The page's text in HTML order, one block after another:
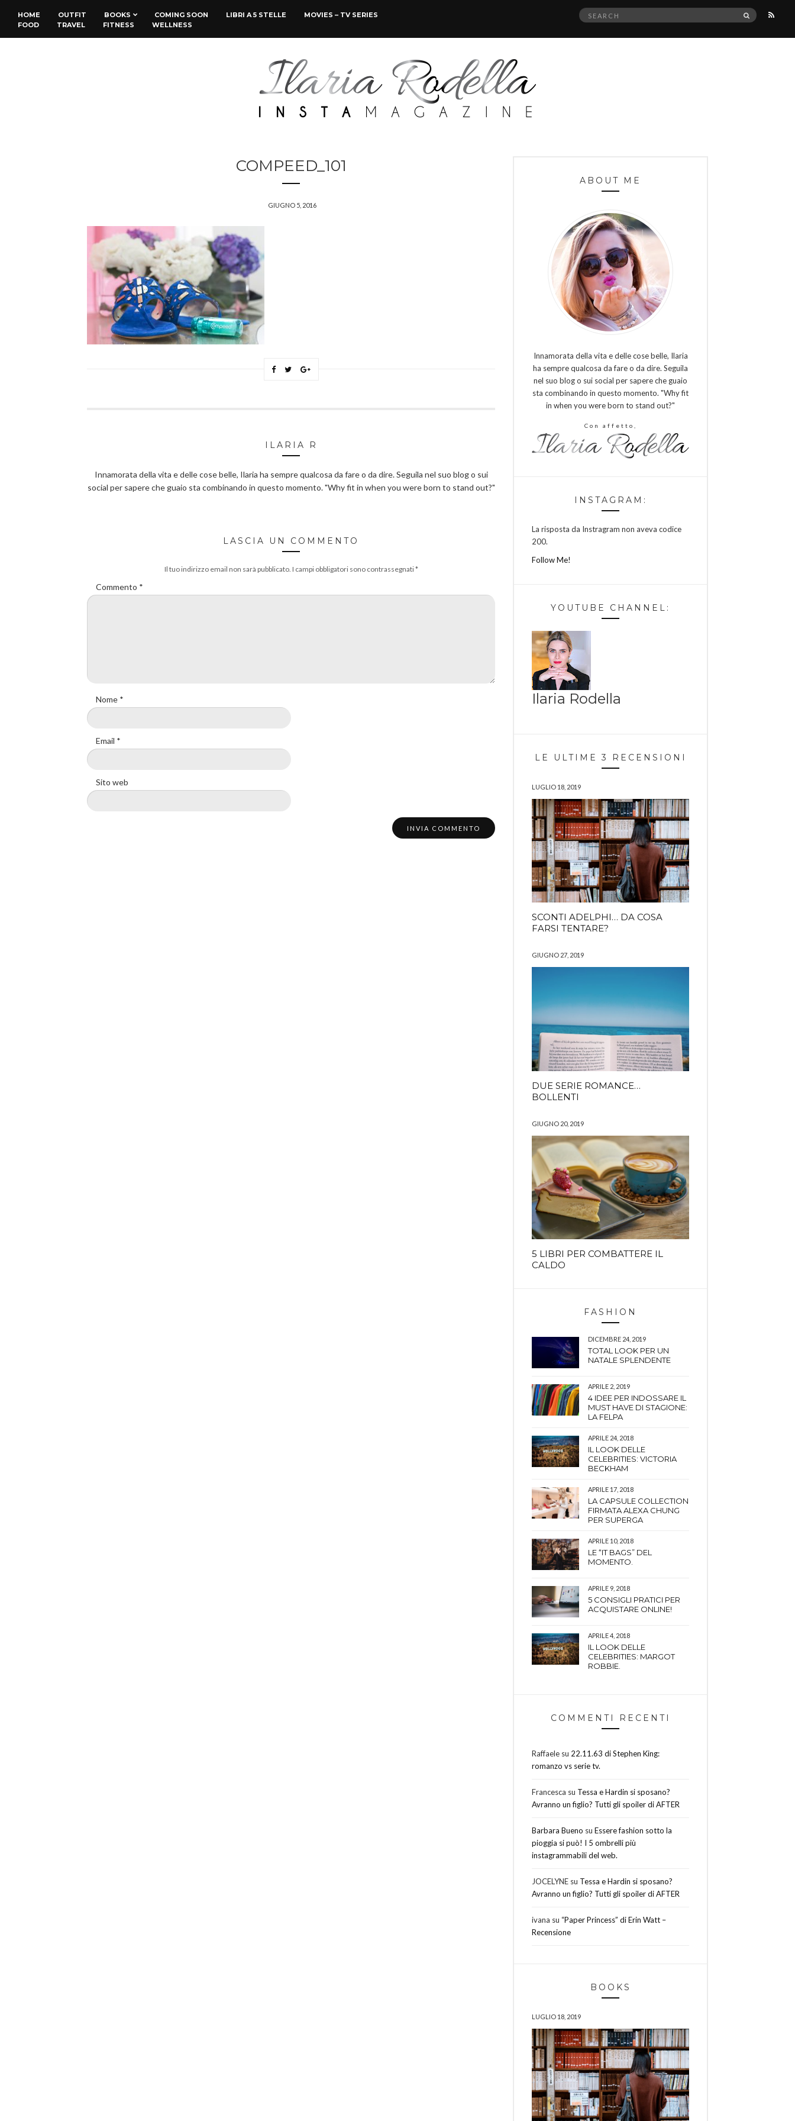
HOME OUTFIT BOOKS COMING SOON LIBRI A 5 STELLE
MOVIES – TV SERIES
FOOD
TRAVEL FITNESS WELLNESS
Search
SEARCH
COMPEED_101
GIUGNO 5, 2016
ILARIA R
Innamorata della vita e delle cose belle, Ilaria ha sempre qualcosa da fare o da dire. Seguila nel suo blog o sui
social per sapere che guaio sta combinando in questo momento. "Why fit in when you were born to stand out?"
LASCIA UN COMMENTO
Il tuo indirizzo email non sarà pubblicato. I campi obbligatori sono contrassegnati*
Commento *
Nome *
Email *
Sito web
ABOUT ME
Innamorata della vita e delle cose belle, Ilaria
ha sempre qualcosa da fare o da dire. Seguila
nel suo blog o sui social per sapere che guaio
sta combinando in questo momento. "Why fit
in when you were born to stand out?"
Con affetto,
INSTAGRAM:
La risposta da Instragram non aveva codice
200.
Follow Me!
YOUTUBE CHANNEL:
Ilaria Rodella
LE ULTIME 3 RECENSIONI
LUGLIO 18, 2019
SCONTI ADELPHI… DA COSA
FARSI TENTARE?
GIUGNO 27, 2019
DUE SERIE ROMANCE…
BOLLENTI
GIUGNO 20, 2019
5 LIBRI PER COMBATTERE IL
CALDO
FASHION
DICEMBRE 24, 2019
TOTAL LOOK PER UN
NATALE SPLENDENTE
APRILE 2, 2019
4 IDEE PER INDOSSARE IL
MUST HAVE DI STAGIONE:
LA FELPA
APRILE 24, 2018
IL LOOK DELLE
CELEBRITIES: VICTORIA
BECKHAM
APRILE 17, 2018
LA CAPSULE COLLECTION
FIRMATA ALEXA CHUNG
PER SUPERGA
APRILE 10, 2018
LE “IT BAGS” DEL
MOMENTO.
APRILE 9, 2018
5 CONSIGLI PRATICI PER
ACQUISTARE ONLINE!
APRILE 4, 2018
IL LOOK DELLE
CELEBRITIES: MARGOT
ROBBIE.
COMMENTI RECENTI
Raffaele su 22.11.63 di Stephen King:
romanzo vs serie tv.
Francesca su Tessa e Hardin si sposano?
Avranno un figlio? Tutti gli spoiler di AFTER
Barbara Bueno su Essere fashion sotto la
pioggia si può! I 5 ombrelli più
instagrammabili del web.
JOCELYNE su Tessa e Hardin si sposano?
Avranno un figlio? Tutti gli spoiler di AFTER
ivana su “Paper Princess” di Erin Watt –
Recensione
BOOKS
LUGLIO 18, 2019